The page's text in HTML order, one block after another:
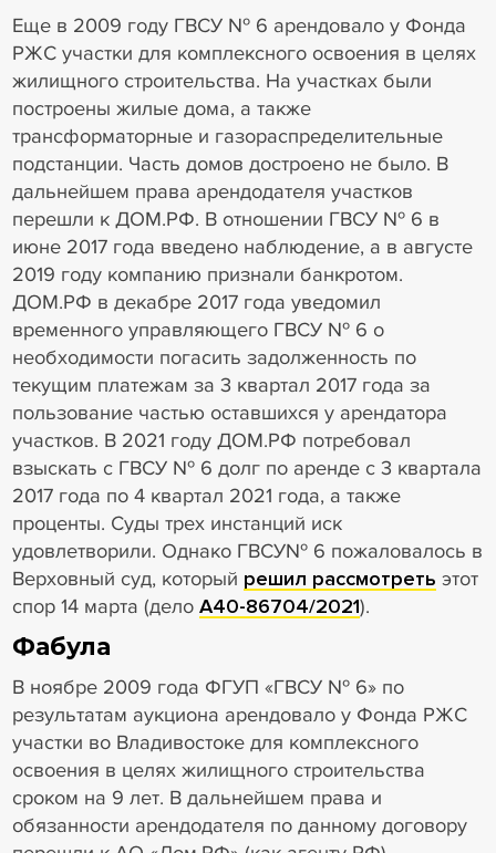
Еще в 2009 году ГВСУ № 6 арендовало у Фонда
РЖС участки для комплексного освоения в целях
жилищного строительства. На участках были
построены жилые дома, а также
трансформаторные и газораспределительные
подстанции. Часть домов достроено не было. В
дальнейшем права арендодателя участков
перешли к ДОМ.РФ. В отношении ГВСУ № 6 в
июне 2017 года введено наблюдение, а в августе
2019 году компанию признали банкротом.
ДОМ.РФ в декабре 2017 года уведомил
временного управляющего ГВСУ № 6 о
необходимости погасить задолженность по
текущим платежам за 3 квартал 2017 года за
пользование частью оставшихся у арендатора
участков. В 2021 году ДОМ.РФ потребовал
взыскать с ГВСУ № 6 долг по аренде с 3 квартала
2017 года по 4 квартал 2021 года, а также
проценты. Суды трех инстанций иск
удовлетворили. Однако ГВСУ№ 6 пожаловалось в
Верховный суд, который решил рассмотреть этот
спор 14 марта (дело А40-86704/2021).
Фабула
В ноябре 2009 года ФГУП «ГВСУ № 6» по
результатам аукциона арендовало у Фонда РЖС
участки во Владивостоке для комплексного
освоения в целях жилищного строительства
сроком на 9 лет. В дальнейшем права и
обязанности арендодателя по данному договору